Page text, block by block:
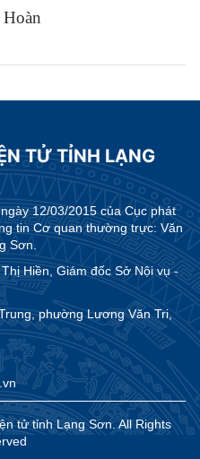
TỬ TỈNH LẠNG
12/03/2015 của Cục phát
tin Cơ quan thường trực: Văn
Sơn.
Hiền, Giám đốc Sở Nội vụ -
phường Lương Văn Tri,
tử tỉnh Lạng Sơn. All Rights